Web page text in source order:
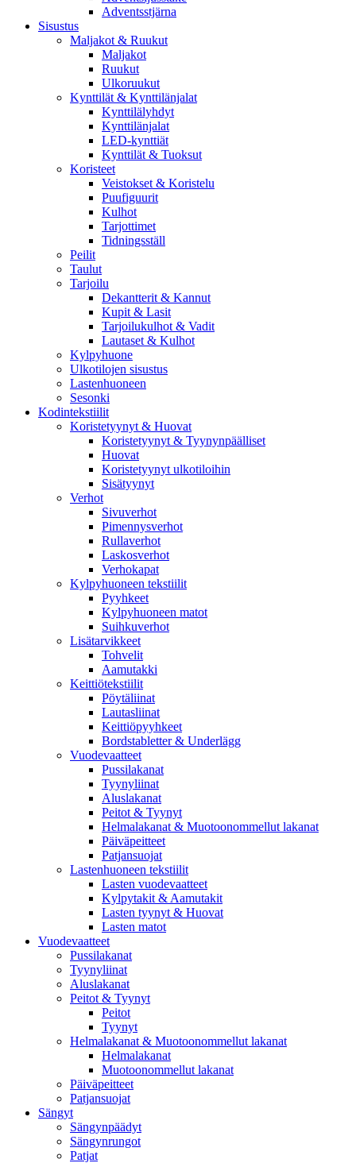
Adventsstjärna
Sisustus
Maljakot & Ruukut
Maljakot
Ruukut
Ulkoruukut
Kynttilät & Kynttilänjalat
Kynttilälyhdyt
Kynttilänjalat
LED-kynttiät
Kynttilät & Tuoksut
Koristeet
Veistokset & Koristelu
Puufiguurit
Kulhot
Tarjottimet
Tidningsställ
Peilit
Taulut
Tarjoilu
Dekantterit & Kannut
Kupit & Lasit
Tarjoilukulhot & Vadit
Lautaset & Kulhot
Kylpyhuone
Ulkotilojen sisustus
Lastenhuoneen
Sesonki
Kodintekstiilit
Koristetyynyt & Huovat
Koristetyynyt & Tyynynpäälliset
Huovat
Koristetyynyt ulkotiloihin
Sisätyynyt
Verhot
Sivuverhot
Pimennysverhot
Rullaverhot
Laskosverhot
Verhokapat
Kylpyhuoneen tekstiilit
Pyyhkeet
Kylpyhuoneen matot
Suihkuverhot
Lisätarvikkeet
Tohvelit
Aamutakki
Keittiötekstiilit
Pöytäliinat
Lautasliinat
Keittiöpyyhkeet
Bordstabletter & Underlägg
Vuodevaatteet
Pussilakanat
Tyynyliinat
Aluslakanat
Peitot & Tyynyt
Helmalakanat & Muotoonommellut lakanat
Päiväpeitteet
Patjansuojat
Lastenhuoneen tekstiilit
Lasten vuodevaatteet
Kylpytakit & Aamutakit
Lasten tyynyt & Huovat
Lasten matot
Vuodevaatteet
Pussilakanat
Tyynyliinat
Aluslakanat
Peitot & Tyynyt
Peitot
Tyynyt
Helmalakanat & Muotoonommellut lakanat
Helmalakanat
Muotoonommellut lakanat
Päiväpeitteet
Patjansuojat
Sängyt
Sängynpäädyt
Sängynrungot
Patjat